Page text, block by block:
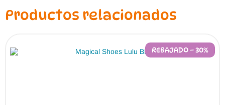
Productos relacionados
REBAJADO – 30%